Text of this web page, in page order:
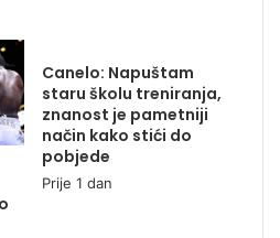
Canelo: Napuštam
staru školu treniranja,
znanost je pametniji
način kako stići do
pobjede
Prije 1 dan